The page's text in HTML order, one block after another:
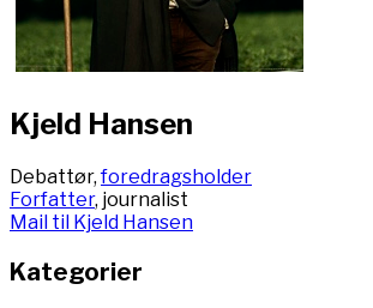
Kjeld Hansen
Debattør,foredragsholder
Forfatter, journalist
Mail til Kjeld Hansen
Kategorier